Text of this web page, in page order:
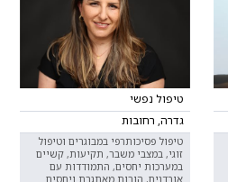
טיפול נפשי
גדרה, רחובות
טיפול פסיכותרפי במבוגרים וטיפול
זוגי, במצבי משבר, תקיעות, קשיים
במערכות יחסים, התמודדות עם
אובדנים, הורות מאתגרת ויחסים